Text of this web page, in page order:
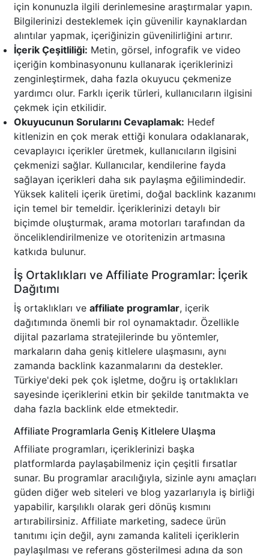
için konunuzla ilgili derinlemesine araştırmalar yapın.
Bilgilerinizi desteklemek için güvenilir kaynaklardan
alıntılar yapmak, içeriğinizin güvenilirliğini artırır.
İçerik Çeşitliliği: Metin, görsel, infografik ve video
içeriğin kombinasyonunu kullanarak içeriklerinizi
zenginleştirmek, daha fazla okuyucu çekmenize
yardımcı olur. Farklı içerik türleri, kullanıcıların ilgisini
çekmek için etkilidir.
Okuyucunun Sorularını Cevaplamak: Hedef
kitlenizin en çok merak ettiği konulara odaklanarak,
cevaplayıcı içerikler üretmek, kullanıcıların ilgisini
çekmenizi sağlar. Kullanıcılar, kendilerine fayda
sağlayan içerikleri daha sık paylaşma eğilimindedir.
Yüksek kaliteli içerik üretimi, doğal backlink kazanımı
için temel bir temeldir. İçeriklerinizi detaylı bir
biçimde oluşturmak, arama motorları tarafından da
önceliklendirilmenize ve otoritenizin artmasına
katkıda bulunur.
İş Ortaklıkları ve Affiliate Programlar: İçerik
Dağıtımı
İş ortaklıkları ve affiliate programlar, içerik
dağıtımında önemli bir rol oynamaktadır. Özellikle
dijital pazarlama stratejilerinde bu yöntemler,
markaların daha geniş kitlelere ulaşmasını, aynı
zamanda backlink kazanmalarını da destekler.
Türkiye'deki pek çok işletme, doğru iş ortaklıkları
sayesinde içeriklerini etkin bir şekilde tanıtmakta ve
daha fazla backlink elde etmektedir.
Affiliate Programlarla Geniş Kitlelere Ulaşma
Affiliate programları, içeriklerinizi başka
platformlarda paylaşabilmeniz için çeşitli fırsatlar
sunar. Bu programlar aracılığıyla, sizinle aynı amaçları
güden diğer web siteleri ve blog yazarlarıyla iş birliği
yapabilir, karşılıklı olarak geri dönüş kısmını
artırabilirsiniz. Affiliate marketing, sadece ürün
tanıtımı için değil, aynı zamanda kaliteli içeriklerin
paylaşılması ve referans gösterilmesi adına da son